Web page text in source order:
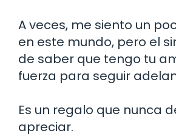
A veces, me siento un
en este mundo, pero el
de saber que tengo tu
fuerza para seguir
Es un regalo que nunca
apreciar.